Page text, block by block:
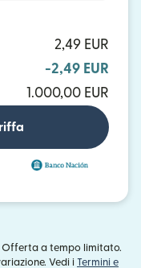
2,49 EUR
-2,49 EUR
1.000,00 EUR
Offerta a tempo limitato.
Vedi i Termini e